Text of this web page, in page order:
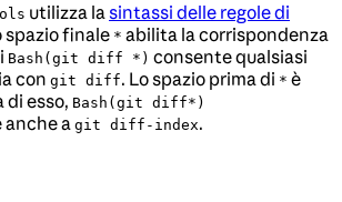
utilizza lasintassi delle regole di
spazio finale * abilita la corrispondenza
Bash(git diff *) consente qualsiasi
con git diff. Lo spazio prima di * è
esso, Bash(git diff*)
a git diff-index.